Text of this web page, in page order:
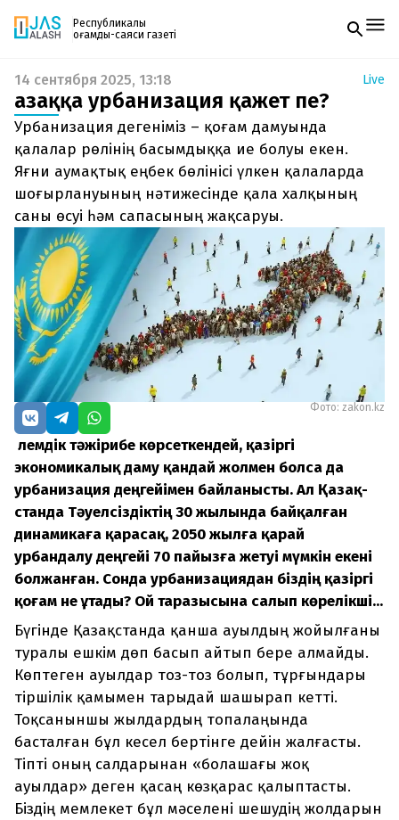
Республикалық
қоғамдық-саяси газеті
Жаңалықтар
Спорт
Live
Руханият
Аймақ
Архив
Заң және тәртіп
Редакциямен байланыс
+7 708 604 51 06
Жарнама бөлімі
+7 701 220 64 52
Пошта
zhasalash100@gmail.com
Газетке жазылу
PDF форматтағы газетті ай сайын электронды
поштаңызға алып отырыңыз. Жаңа нөмір
шыққан сәтте сізге бірден жіберіледі. Тек email
енгізіңіз, біз қалғанын өзіміз жібереміз.
14 сентября 2025, 13:18 Live
Қазаққа урбанизация қажет пе?
Урбанизация дегеніміз – қоғам дамуында
қалалар рөлінің басымдыққа ие болуы екен.
Яғни аумақтық еңбек бөлінісі үлкен қалаларда
шоғырлануының нәтижесінде қала халқының
саны өсуі һәм сапасының жақсаруы.
Фото: zakon.kz
Әлемдік тәжірибе көрсеткендей, қазіргі
экономикалық даму қандай жолмен болса да
урбанизация деңгейімен байланысты. Ал Қазақ­
станда Тәуелсіздіктің 30 жылында байқалған
динамикаға қарасақ, 2050 жылға қарай
урбандалу деңгейі 70 пайызға жетуі мүмкін екені
болжанған. Сонда урбанизациядан біздің қазіргі
қоғам не ұтады? Ой таразысына салып көрелікші...
Бүгінде Қазақстанда қанша ауылдың жойылғаны
туралы ешкім дөп басып айтып бере алмайды.
Көптеген ауылдар тоз-тоз болып, тұрғындары
тіршілік қамымен тарыдай шашырап кетті.
Тоқсаныншы жылдардың топалаңында
басталған бұл кесел бертінге дейін жалғасты.
Тіпті оның салдарынан «болашағы жоқ
ауылдар» деген қасаң көзқарас қалыптасты.
Біздің мемлекет бұл мәселені шешудің жолдарын